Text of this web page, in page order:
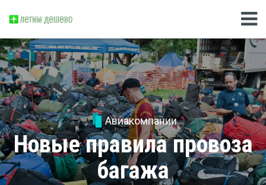
Авиакомпании
Новые правила провоза
багажа